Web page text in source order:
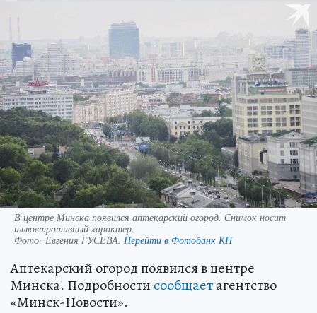
В центре Минска появился аптекарский огород. Снимок носит
иллюстративный характер.
Фото: Евгения ГУСЕВА. Перейти в Фотобанк КП
Аптекарский огород появился в центре
Минска. Подробности сообщаетагентство
«Минск-Новости».